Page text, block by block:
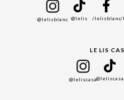
Black Friday
@lelisblanc @lelis /lelisblanc/
LE LIS
@leliscasa@leliscasa